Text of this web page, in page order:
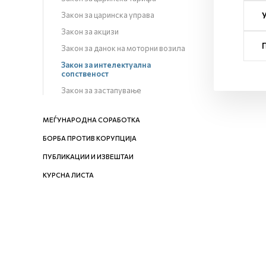
Закон за царинска управа
Закон за акцизи
Закон за данок на моторни возила
Закон за интелектуална
сопственост
Закон за застапување
МЕЃУНАРОДНА СОРАБОТКА
БОРБА ПРОТИВ КОРУПЦИЈА
ПУБЛИКАЦИИ И ИЗВЕШТАИ
КУРСНА ЛИСТА